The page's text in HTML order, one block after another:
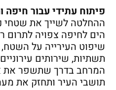
פיתוח עתידי עבור חיפה
ההחלטה לשייך את שטחי
הים לחיפה צפויה לתרום
שיפוט העירייה על
תשתיות, שירותים
המרחב בדרך שתשפר את
תושבי העיר ותחזק את